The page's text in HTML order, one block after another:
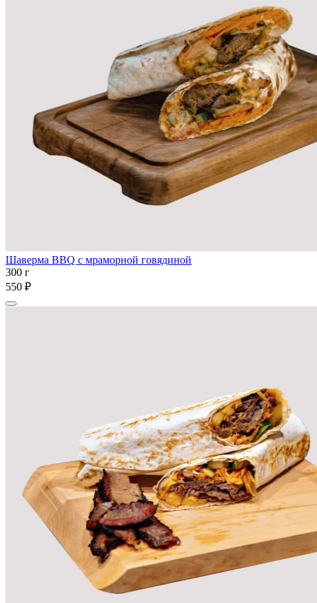
Шаверма BBQ с мраморной говядиной
300 г
550 ₽